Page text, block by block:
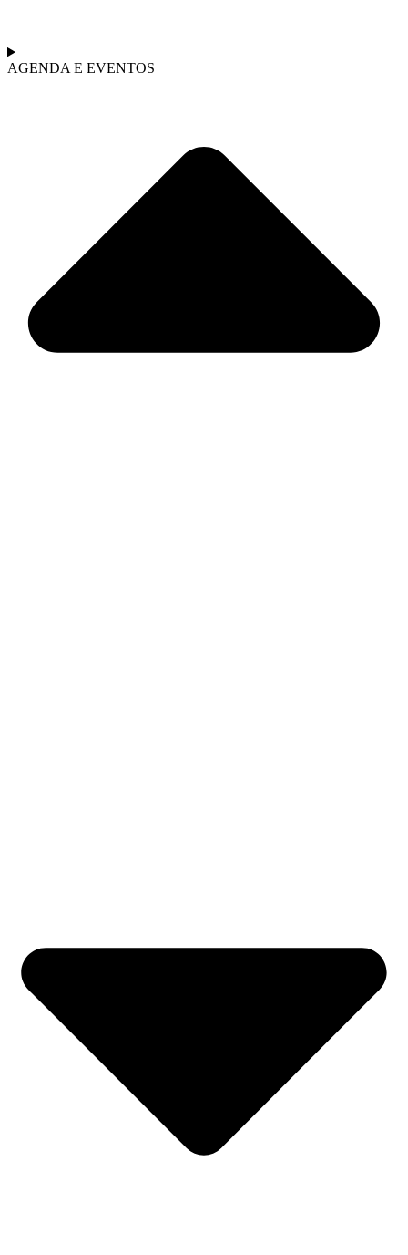
AGENDA E EVENTOS